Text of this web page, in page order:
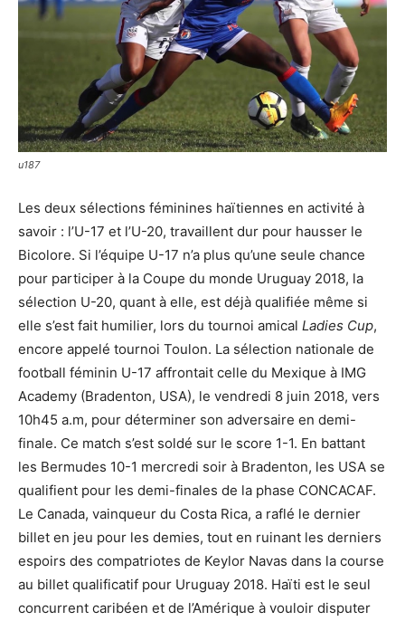
u187
Les deux sélections féminines haïtiennes en activité à
savoir : l’U-17 et l’U-20, travaillent dur pour hausser le
Bicolore. Si l’équipe U-17 n’a plus qu’une seule chance
pour participer à la Coupe du monde Uruguay 2018, la
sélection U-20, quant à elle, est déjà qualifiée même si
elle s’est fait humilier, lors du tournoi amical Ladies Cup,
encore appelé tournoi Toulon. La sélection nationale de
football féminin U-17 affrontait celle du Mexique à IMG
Academy (Bradenton, USA), le vendredi 8 juin 2018, vers
10h45 a.m, pour déterminer son adversaire en demi-
finale. Ce match s’est soldé sur le score 1-1. En battant
les Bermudes 10-1 mercredi soir à Bradenton, les USA se
qualifient pour les demi-finales de la phase CONCACAF.
Le Canada, vainqueur du Costa Rica, a raflé le dernier
billet en jeu pour les demies, tout en ruinant les derniers
espoirs des compatriotes de Keylor Navas dans la course
au billet qualificatif pour Uruguay 2018. Haïti est le seul
concurrent caribéen et de l’Amérique à vouloir disputer